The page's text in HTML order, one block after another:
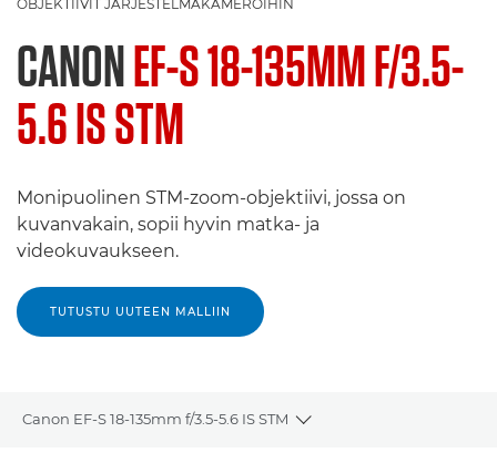
OBJEKTIIVIT JÄRJESTELMÄKAMEROIHIN
CANONEF-S 18-135MM F/3.5-
5.6 IS STM
Monipuolinen STM-zoom-objektiivi, jossa on
kuvanvakain, sopii hyvin matka- ja
videokuvaukseen.
TUTUSTU UUTEEN MALLIIN
Canon EF-S 18-135mm f/3.5-5.6 IS STM
Toggle breadcrumbs